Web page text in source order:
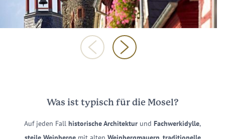
Was ist typisch für die Mosel?
Auf jeden Fall historische Architektur und Fachwerkidylle,